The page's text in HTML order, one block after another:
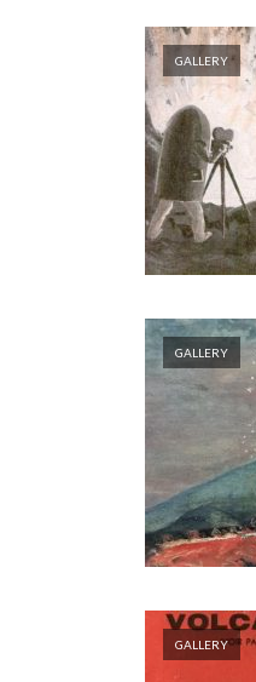
GALLERY
GALLERY
GALLERY